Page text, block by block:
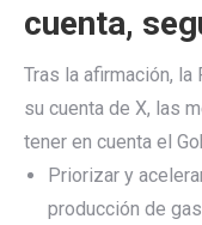
cuenta,
Tras la afirmación,
su cuenta de X, las
tener en cuenta el
Priorizar y
producción de